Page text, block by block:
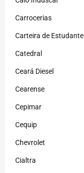
Carrocerias
Carteira de Estudante
Catedral
Ceará Diesel
Cearense
Cepimar
Cequip
Chevrolet
Cialtra